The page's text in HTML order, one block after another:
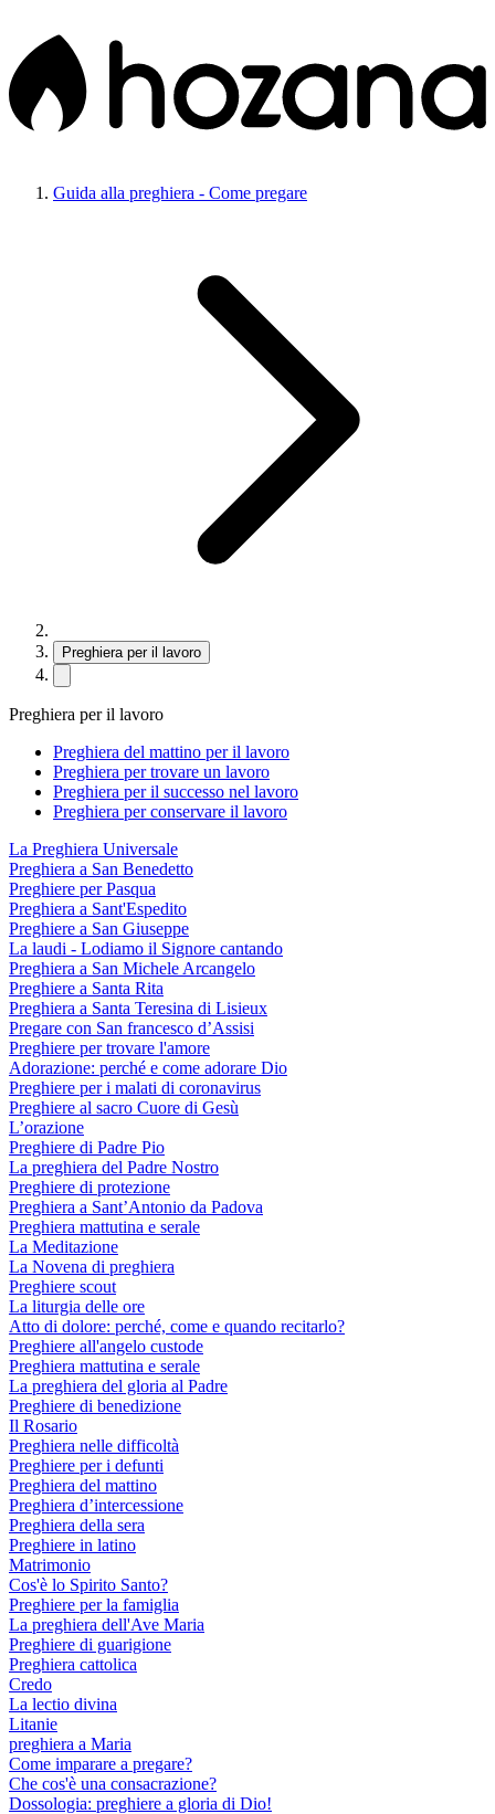
Guida alla preghiera - Come pregare
Preghiera per il lavoro
Preghiera per il lavoro
Preghiera del mattino per il lavoro
Preghiera per trovare un lavoro
Preghiera per il successo nel lavoro
Preghiera per conservare il lavoro
La Preghiera Universale
Preghiera a San Benedetto
Preghiere per Pasqua
Preghiera a Sant'Espedito
Preghiere a San Giuseppe
La laudi - Lodiamo il Signore cantando
Preghiera a San Michele Arcangelo
Preghiere a Santa Rita
Preghiera a Santa Teresina di Lisieux
Pregare con San francesco d’Assisi
Preghiere per trovare l'amore
Adorazione: perché e come adorare Dio
Preghiere per i malati di coronavirus
Preghiere al sacro Cuore di Gesù
L’orazione
Preghiere di Padre Pio
La preghiera del Padre Nostro
Preghiere di protezione
Preghiera a Sant’Antonio da Padova
Preghiera mattutina e serale
La Meditazione
La Novena di preghiera
Preghiere scout
La liturgia delle ore
Atto di dolore: perché, come e quando recitarlo?
Preghiere all'angelo custode
Preghiera mattutina e serale
La preghiera del gloria al Padre
Preghiere di benedizione
Il Rosario
Preghiera nelle difficoltà
Preghiere per i defunti
Preghiera del mattino
Preghiera d’intercessione
Preghiera della sera
Preghiere in latino
Matrimonio
Cos'è lo Spirito Santo?
Preghiere per la famiglia
La preghiera dell'Ave Maria
Preghiere di guarigione
Preghiera cattolica
Credo
La lectio divina
Litanie
preghiera a Maria
Come imparare a pregare?
Che cos'è una consacrazione?
Dossologia: preghiere a gloria di Dio!